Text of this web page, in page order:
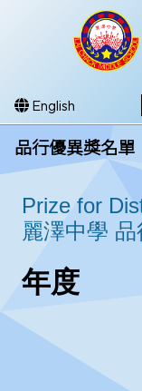
English
品行優異獎名單